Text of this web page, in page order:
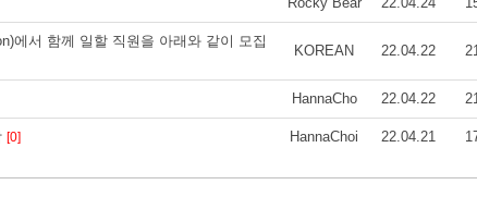
에서 함께 일할 직원을 아래와 같이 모집
KOREAN 22.04.22
HannaCho 22.04.22
[0] HannaChoi 22.04.21